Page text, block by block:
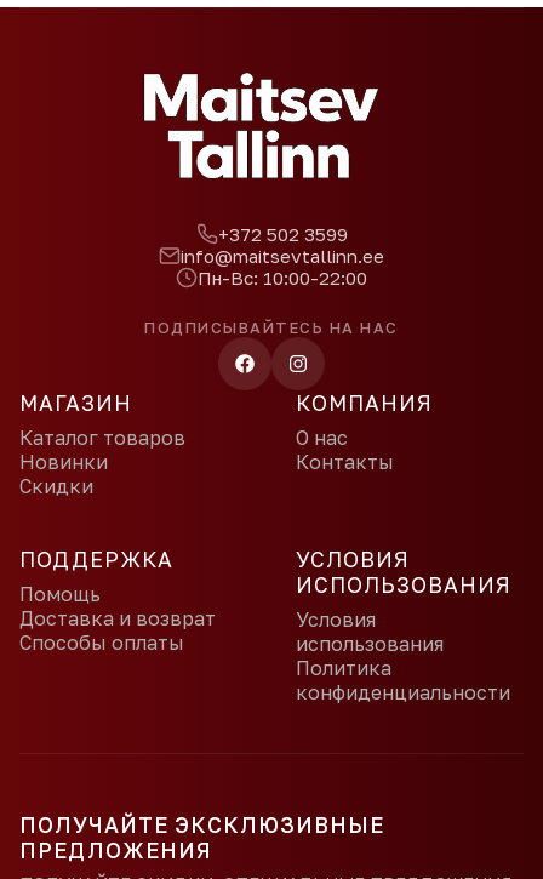
+372 502 3599
info@maitsevtallinn.ee
Пн-Вс: 10:00-22:00
ПОДПИСЫВАЙТЕСЬ НА НАС
МАГАЗИН
Каталог товаров
Новинки
Скидки
КОМПАНИЯ
О нас
Контакты
ПОДДЕРЖКА
Помощь
Доставка и возврат
Способы оплаты
УСЛОВИЯ
ИСПОЛЬЗОВАНИЯ
Условия
использования
Политика
конфиденциальности
ПОЛУЧАЙТЕ ЭКСКЛЮЗИВНЫЕ
ПРЕДЛОЖЕНИЯ